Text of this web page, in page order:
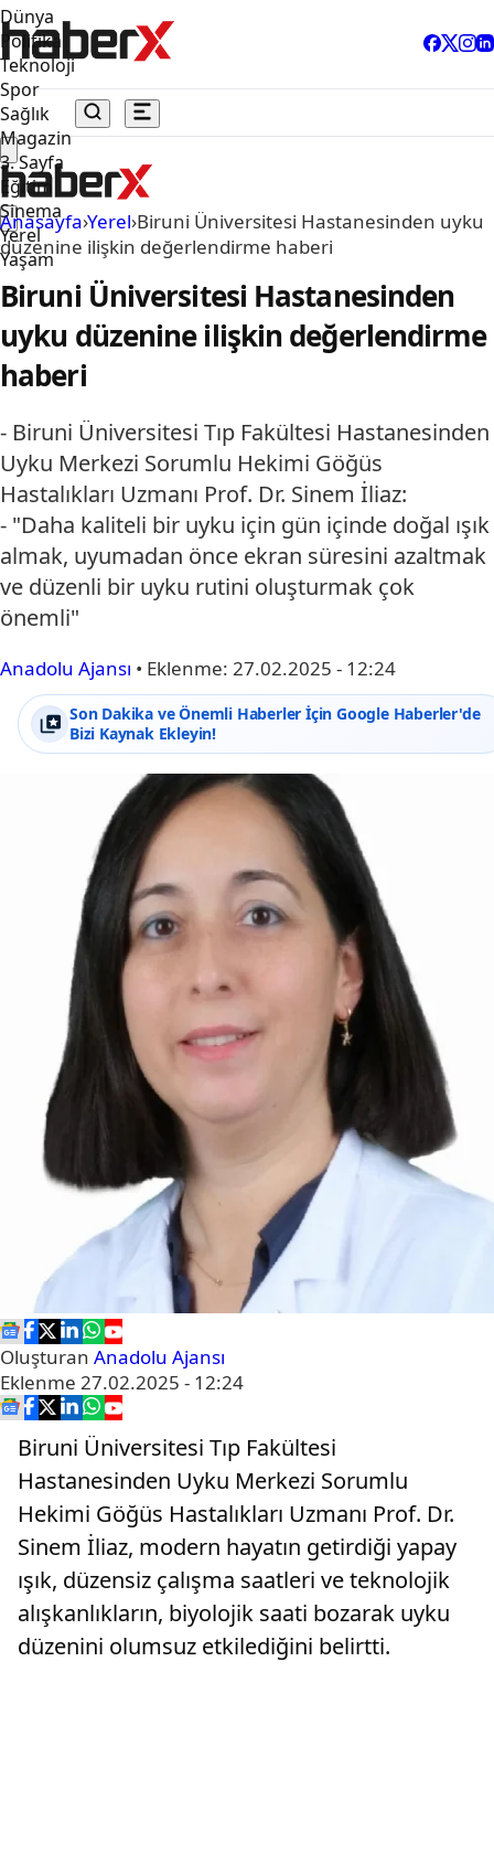
Dünya
Politika
Teknoloji
Spor
Sağlık
Magazin
3. Sayfa
Eğitim
Sinema
Yerel
Yaşam
Anasayfa›Yerel›Biruni Üniversitesi Hastanesinden uyku
düzenine ilişkin değerlendirme haberi
Biruni Üniversitesi Hastanesinden
uyku düzenine ilişkin değerlendirme
haberi
- Biruni Üniversitesi Tıp Fakültesi Hastanesinden
Uyku Merkezi Sorumlu Hekimi Göğüs
Hastalıkları Uzmanı Prof. Dr. Sinem İliaz:
- "Daha kaliteli bir uyku için gün içinde doğal ışık
almak, uyumadan önce ekran süresini azaltmak
ve düzenli bir uyku rutini oluşturmak çok
önemli"
Anadolu Ajansı • Eklenme: 27.02.2025 - 12:24
Son Dakika ve Önemli Haberler İçin Google Haberler'de
Bizi Kaynak Ekleyin!
Oluşturan Anadolu Ajansı
Eklenme 27.02.2025 - 12:24
Biruni Üniversitesi Tıp Fakültesi
Hastanesinden Uyku Merkezi Sorumlu
Hekimi Göğüs Hastalıkları Uzmanı Prof. Dr.
Sinem İliaz, modern hayatın getirdiği yapay
ışık, düzensiz çalışma saatleri ve teknolojik
alışkanlıkların, biyolojik saati bozarak uyku
düzenini olumsuz etkilediğini belirtti.